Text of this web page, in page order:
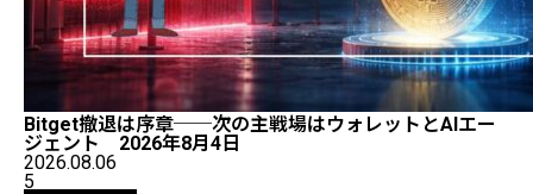
Bitget撤退は序章──次の主戦場はウォレットとAIエー
ジェント 2026年8月4日
2026.08.06
5